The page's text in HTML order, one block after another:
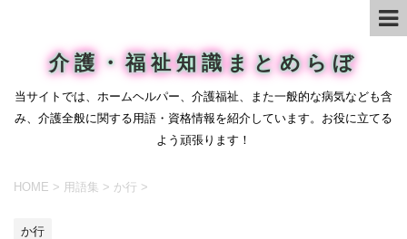
介護・福祉知識まとめらぼ
当サイトでは、ホームヘルパー、介護福祉、また一般的な病気なども含
み、介護全般に関する用語・資格情報を紹介しています。お役に立てる
よう頑張ります！
HOME > 用語集 > か行 >
か行